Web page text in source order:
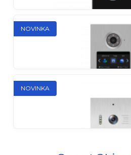
Facy
Viacpodlažná IP
KAMA
Individuálna IP
NOVINKA
NOVINKA